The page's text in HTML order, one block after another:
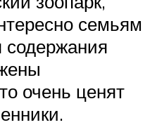
семьям
содержания
очень ценят